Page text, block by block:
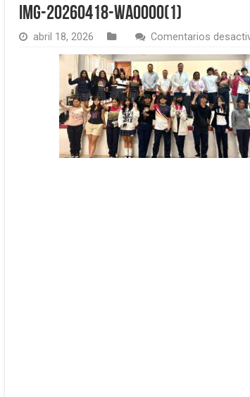
IMG-20260418-WA0000(1)
abril 18, 2026 Comentarios